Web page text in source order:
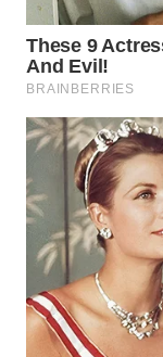
LAWAS
WN
SUMEDANG
WN
CIANJUR
WN
KEPULAUAN
SERIBU
WN